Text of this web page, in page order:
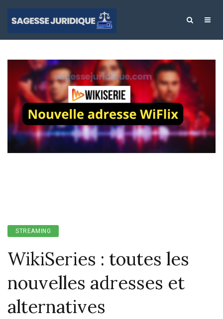
STREAMING
WikiSeries : toutes les
nouvelles adresses et
alternatives